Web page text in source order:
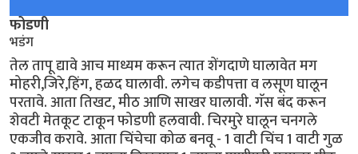
फोडणी
भडंग
तेल तापू द्यावे आच माध्यम करून त्यात शेंगदाणे घालावेत मग
मोहरी,जिरे,हिंग, हळद घालावी. लगेच कडीपत्ता व लसूण घालून
परतावे. आता तिखट, मीठ आणि साखर घालावी. गॅस बंद करून
शेवटी मेतकूट टाकून फोडणी हलवावी. चिरमुरे घालून चनगले
एकजीव करावे. आता चिंचेचा कोळ बनवू - 1 वाटी चिंच 1 वाटी गुळ